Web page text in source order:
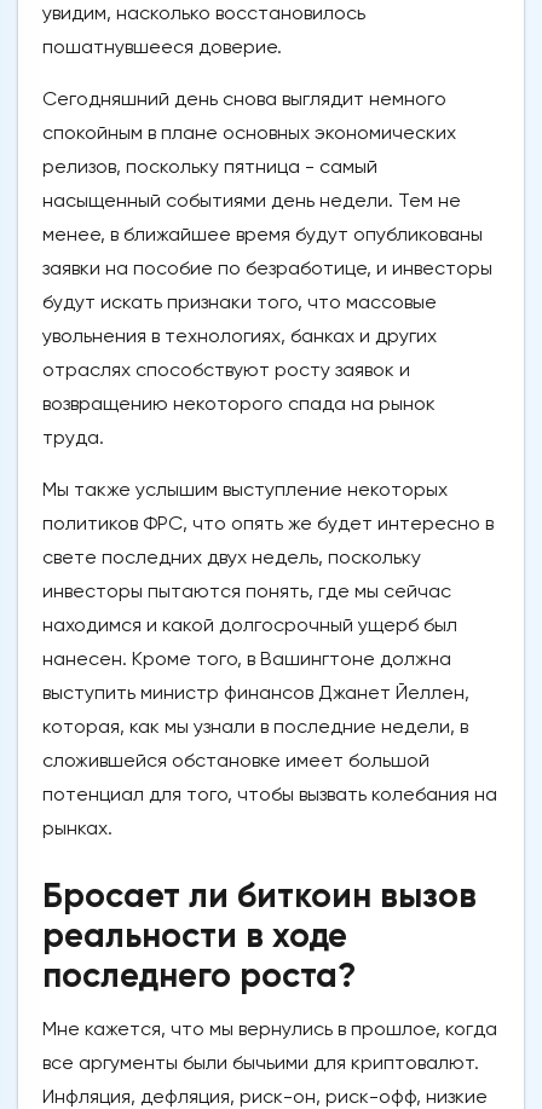
увидим, насколько восстановилось
пошатнувшееся доверие.
Сегодняшний день снова выглядит немного
спокойным в плане основных экономических
релизов, поскольку пятница - самый
насыщенный событиями день недели. Тем не
менее, в ближайшее время будут опубликованы
заявки на пособие по безработице, и инвесторы
будут искать признаки того, что массовые
увольнения в технологиях, банках и других
отраслях способствуют росту заявок и
возвращению некоторого спада на рынок
труда.
Мы также услышим выступление некоторых
политиков ФРС, что опять же будет интересно в
свете последних двух недель, поскольку
инвесторы пытаются понять, где мы сейчас
находимся и какой долгосрочный ущерб был
нанесен. Кроме того, в Вашингтоне должна
выступить министр финансов Джанет Йеллен,
которая, как мы узнали в последние недели, в
сложившейся обстановке имеет большой
потенциал для того, чтобы вызвать колебания на
рынках.
Бросает ли биткоин вызов
реальности в ходе
последнего роста?
Мне кажется, что мы вернулись в прошлое, когда
все аргументы были бычьими для криптовалют.
Инфляция, дефляция, риск-он, риск-офф, низкие